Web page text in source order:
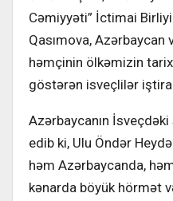
Cəmiyyəti” İctimai
Qasımova, Azərbaycan
həmçinin ölkəmizin
göstərən isveçlilər
Azərbaycanın
edib ki, Ulu Öndər
həm Azərbaycanda,
kənarda böyük hörmət